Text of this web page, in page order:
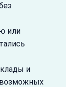
или
и